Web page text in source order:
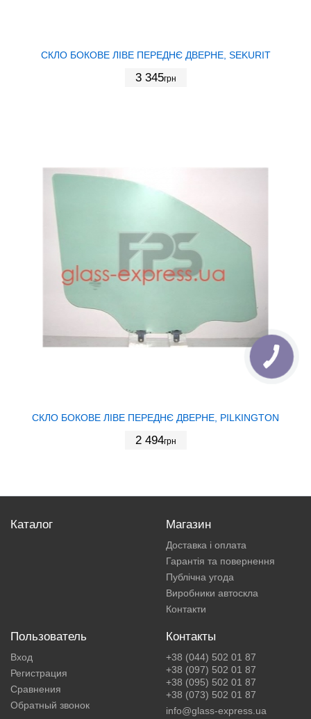
СКЛО БОКОВЕ ЛІВЕ ПЕРЕДНЄ ДВЕРНЕ, SEKURIT
3 345грн
СКЛО БОКОВЕ ЛІВЕ ПЕРЕДНЄ ДВЕРНЕ, PILKINGTON
2 494грн
Каталог Магазин
Доставка і оплата
Гарантія та повернення
Публічна угода
Виробники автоскла
Контакти
Пользователь
Вход
Регистрация
Сравнения
Обратный звонок
Контакты
+38 (044) 502 01 87
+38 (097) 502 01 87
+38 (095) 502 01 87
+38 (073) 502 01 87
info@glass-express.ua